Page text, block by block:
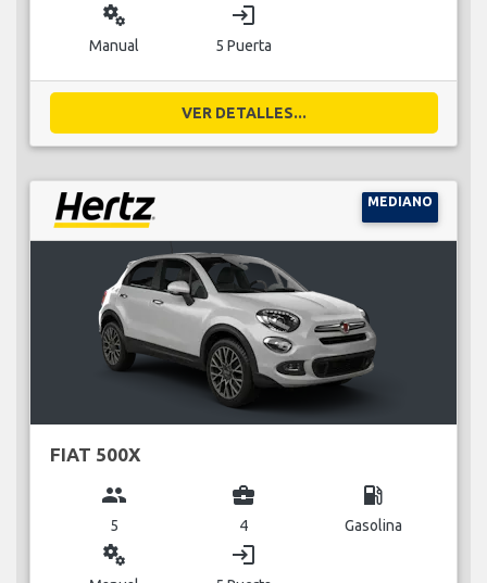
miscellaneous_services
Manual
login
5 Puerta
VER DETALLES...
MEDIANO
FIAT 500X
group
5
business_center
4
local_gas_station
Gasolina
miscellaneous_services login